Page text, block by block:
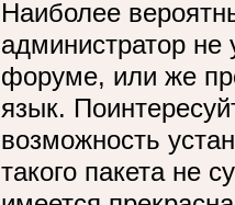
Наиболее
администратор не
форуме, или же
язык.
возможность
такого пакета не